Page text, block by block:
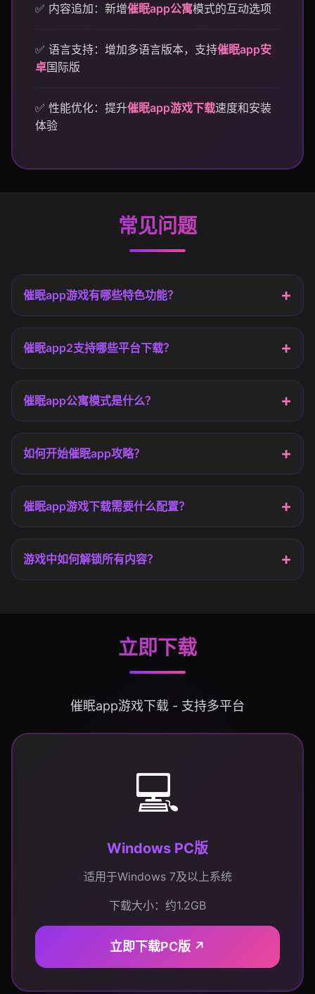
✅ 内容追加：新增催眠app公寓模式的互动选项
✅ 语言支持：增加多语言版本，支持催眠app安
卓国际版
✅ 性能优化：提升催眠app游戏下载速度和安装
体验
常见问题
催眠app游戏有哪些特色功能？
催眠app2支持哪些平台下载？
催眠app公寓模式是什么？
如何开始催眠app攻略？
催眠app游戏下载需要什么配置？
游戏中如何解锁所有内容？
立即下载
催眠app游戏下载 - 支持多平台
💻
Windows PC版
适用于Windows 7及以上系统
下载大小：约1.2GB
立即下载PC版 ↗